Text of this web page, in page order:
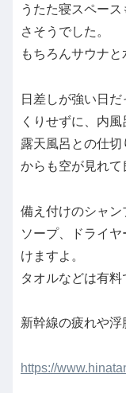
うたた寝スペー
さそうでした。
もちろんサウナと
日差しが強い日
くりせずに、内風
露天風呂との仕
からも空が見れて
備え付けのシャ
ソープ、ドライ
けますよ。
タオルなどは有料
新幹線の疲れや
https://